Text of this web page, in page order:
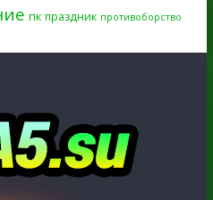
пк праздник противоборство